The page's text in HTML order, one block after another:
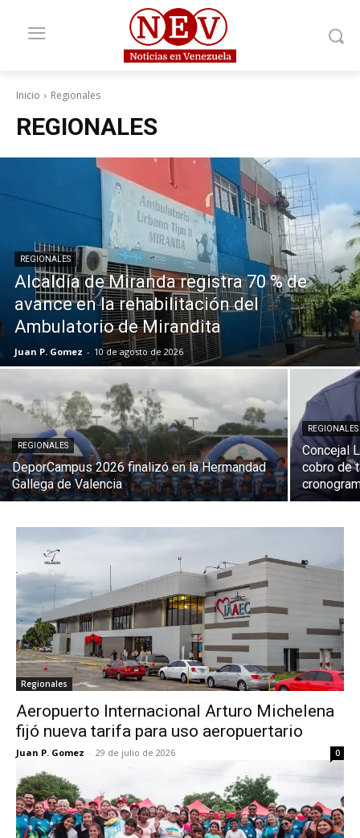
Inicio Regionales
REGIONALES
REGIONALES
Alcaldía de Miranda registra 70 % de
avance en la rehabilitación del
Ambulatorio de Mirandita
Juan P. Gomez - 10 de agosto de 2026
REGIONALES
DeporCampus 2026 finalizó en la Hermandad
Gallega de Valencia
REGIONALES
Concejal
cobro de
Regionales
Aeropuerto Internacional Arturo Michelena
fijó nueva tarifa para uso aeropuertario
Juan P. Gomez - 29 de julio de 2026 0